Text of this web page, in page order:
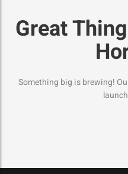
Great
Something big is brewing!